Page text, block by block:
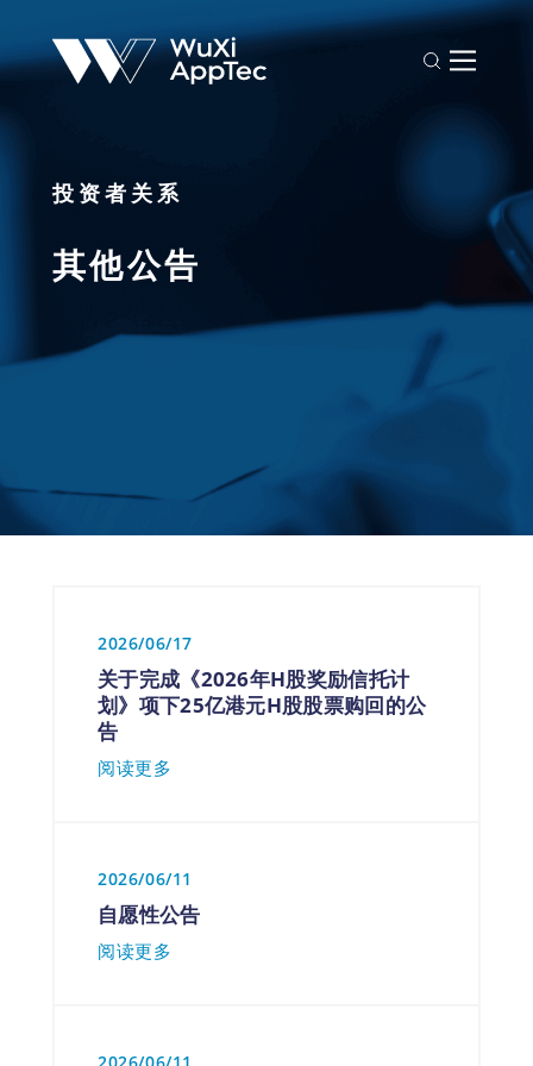
投资者关系
其他公告
2026/06/17
关于完成《2026年H股奖励信托计
划》项下25亿港元H股股票购回的公
告
阅读更多
2026/06/11
自愿性公告
阅读更多